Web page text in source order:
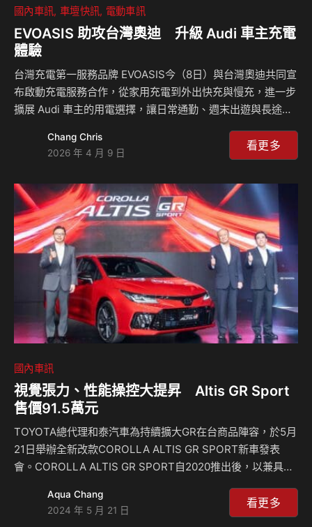
國內車訊 車壇快訊 電動車訊
EVOASIS 助攻台灣奧迪 升級 Audi 車主充電
體驗
台灣充電第一服務品牌 EVOASIS今（8日）與台灣奧迪共同宣
布啟動充電服務合作，從家用充電到外出快充與慢充，進一步
擴展 Audi 車主的用電選擇，讓日常通勤、週末出遊與長途旅
置 135 站、650 槍快充，以及 257 站、812 槍 慢充。此次再
結合 Audi 合作站點 11 站、30 槍快充，進一步擴大整體充電
勤、假日出遊，或長途行駛途中，都能輕鬆找到合適的充電
站。 本次合作亮點之一為會員漫遊服務。Audi 車主可透過
App 使用 EVOA…
Chang Chris
2026 年 4 月 9 日
看更多
國內車訊
視覺張力、性能操控大提昇 Altis GR Sport
售價91.5萬元
TOYOTA總代理和泰汽車為持續擴大GR在台商品陣容，於5月
21日舉辦全新改款COROLLA ALTIS GR SPORT新車發表
會。COROLLA ALTIS GR SPORT自2020推出後，以兼具年
消費者對於個性化潮流外觀及駕馭性能的追求，TOYOTA GR
開發團隊再次與國瑞汽車聯手，以台灣消費者需求為核心打
Aqua Chang
2024 年 5 月 21 日
看更多